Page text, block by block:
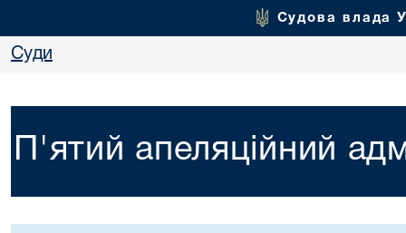
Судова влада
Суди
П'ятий апеляційний